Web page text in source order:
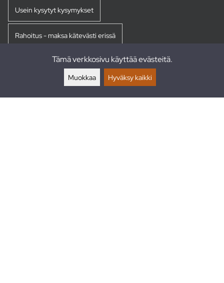
Usein kysytyt kysymykset
Rahoitus - maksa kätevästi erissä
Tämä verkkosivu käyttää evästeitä.
Muokkaa Hyväksy kaikki